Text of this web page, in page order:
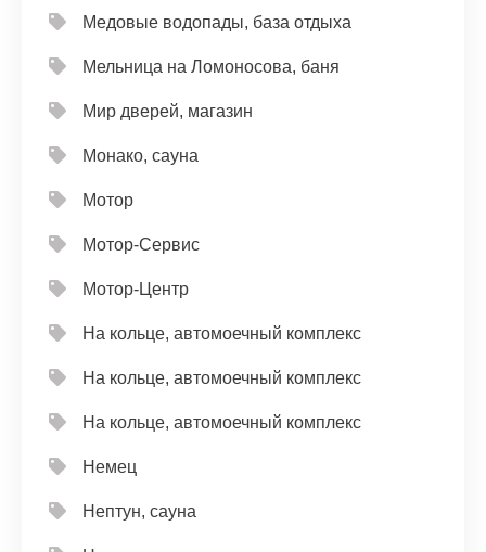
Медовые водопады, база отдыха
Мельница на Ломоносова, баня
Мир дверей, магазин
Монако, сауна
Мотор
Мотор-Сервис
Мотор-Центр
На кольце, автомоечный комплекс
На кольце, автомоечный комплекс
На кольце, автомоечный комплекс
Немец
Нептун, сауна